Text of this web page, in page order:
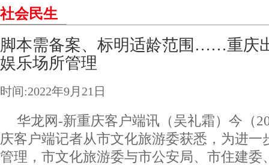
社会民生
脚本需备案、标明适龄范围……重庆
娱乐场所管理
时间:2022年9月21日
华龙网-新重庆客户端讯（吴礼霜）今（
庆客户端记者从市文化旅游委获悉，为进一
管理，市文化旅游委与市公安局、市住建委